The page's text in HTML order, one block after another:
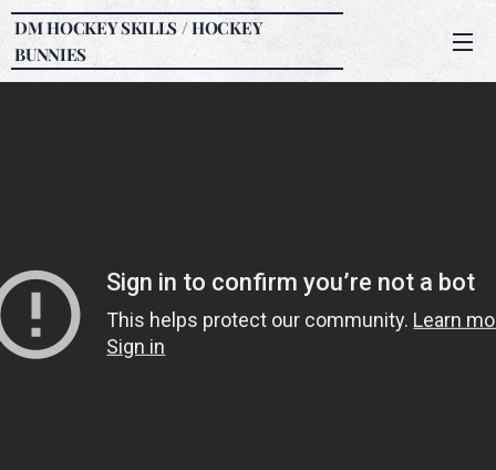
DM HOCKEY SKILLS / HOCKEY
BUNNIES